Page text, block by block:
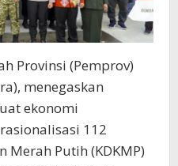
Provinsi (Pemprov)
menegaskan
ekonomi
112
Merah Putih (KDKMP)